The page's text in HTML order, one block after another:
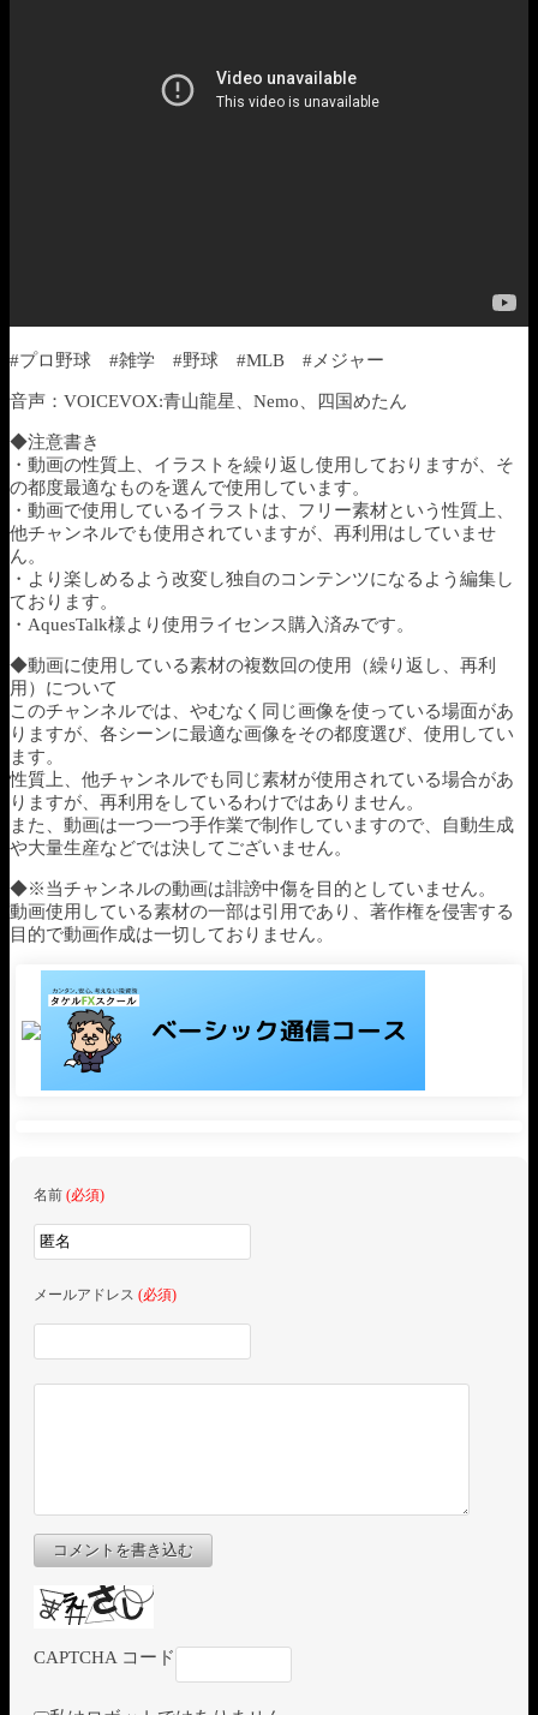
#プロ野球 #雑学 #野球 #MLB #メジャー
音声：VOICEVOX:青山龍星、Nemo、四国めたん
◆注意書き
・動画の性質上、イラストを繰り返し使用しておりますが、そ
の都度最適なものを選んで使用しています。
・動画で使用しているイラストは、フリー素材という性質上、
他チャンネルでも使用されていますが、再利用はしていませ
ん。
・より楽しめるよう改変し独自のコンテンツになるよう編集し
ております。
・AquesTalk様より使用ライセンス購入済みです。
◆動画に使用している素材の複数回の使用（繰り返し、再利
用）について
このチャンネルでは、やむなく同じ画像を使っている場面があ
りますが、各シーンに最適な画像をその都度選び、使用してい
ます。
性質上、他チャンネルでも同じ素材が使用されている場合があ
りますが、再利用をしているわけではありません。
また、動画は一つ一つ手作業で制作していますので、自動生成
や大量生産などでは決してございません。
◆※当チャンネルの動画は誹謗中傷を目的としていません。
動画使用している素材の一部は引用であり、著作権を侵害する
目的で動画作成は一切しておりません。
名前 (必須)
メールアドレス (必須)
コメントを書き込む
CAPTCHA コード